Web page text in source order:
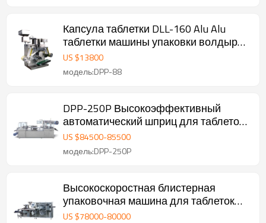
Капсула таблетки DLL-160 Alu Alu
таблетки машины упаковки волдыря
оборудование
US $13800
модель:DPP-88
DPP-250P Высокоэффективный
автоматический шприц для таблеток
в блистерной упаковке
US $84500-85500
модель:DPP-250P
Высокоскоростная блистерная
упаковочная машина для таблеток
DPH-260H
US $78000-80000